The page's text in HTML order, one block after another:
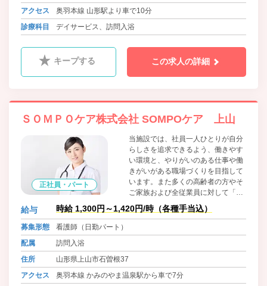
アクセス
奥羽本線 山形駅より車で10分
診療科目
デイサービス、訪問入浴
キープする この求人の詳細
ＳＯＭＰＯケア株式会社 SOMPOケア 上山
正社員・パート
当施設では、社員一人ひとりが自分
らしさを追求できるよう、働きやす
い環境と、やりがいのある仕事や働
きがいがある職場づくりを目指して
います。また多くの高齢者の方やそ
ご家族および全従業員に対して「人
間尊重」を経営の基本とし、安心・
安全・健康に資する最高品質の介護
と働きやすい職場の提供を行い、
給与 時給 1,300円～1,420円/時（各種手当込）
募集形態
看護師（日勤パート）
配属
訪問入浴
住所
山形県上山市石曽根37
アクセス
奥羽本線 かみのやま温泉駅から車で7分